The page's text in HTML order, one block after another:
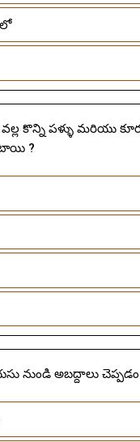
కొన్ని పళ్ళు మరియు
?
నుండి అబద్దాలు చెప్పడం